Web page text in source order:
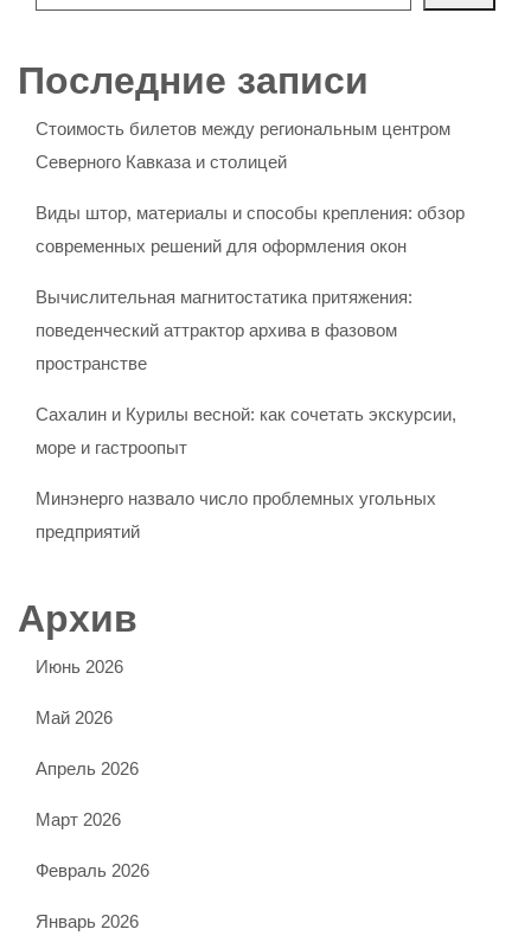
Последние записи
Стоимость билетов между региональным центром
Северного Кавказа и столицей
Виды штор, материалы и способы крепления: обзор
современных решений для оформления окон
Вычислительная магнитостатика притяжения:
поведенческий аттрактор архива в фазовом
пространстве
Сахалин и Курилы весной: как сочетать экскурсии,
море и гастроопыт
Минэнерго назвало число проблемных угольных
предприятий
Архив
Июнь 2026
Май 2026
Апрель 2026
Март 2026
Февраль 2026
Январь 2026